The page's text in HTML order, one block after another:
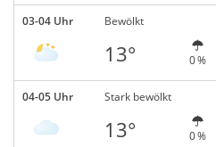
03-04 Uhr Bewölkt
13° 0 %
04-05 Uhr Stark bewölkt
13° 0 %